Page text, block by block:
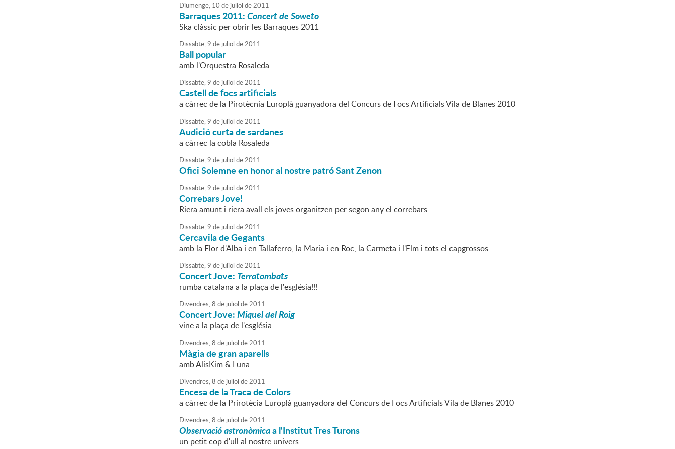
Diumenge, 10 de juliol de2011
Barraques 2011:Concert de Soweto
Ska clàssic per obrir les Barraques 2011
Dissabte,9 de juliol de2011
Ball popular
amb l'Orquestra Rosaleda
Dissabte,9 de juliol de2011
Castell de focs artificials
a càrrec de la Pirotècnia Europlà guanyadora del Concurs de Focs Artificials Vila de Blanes 2010
Dissabte,9 de juliol de2011
Audició curta de sardanes
a càrrec la cobla Rosaleda
Dissabte,9 de juliol de2011
Ofici Solemne en honor al nostre patró Sant Zenon
Dissabte,9 de juliol de2011
Correbars Jove!
Riera amunt i riera avall els joves organitzen per segon any el correbars
Dissabte,9 de juliol de2011
Cercavila de Gegants
amb la Flor d'Alba i en Tallaferro, la Maria i en Roc, la Carmeta i l'Elm i tots el capgrossos
Dissabte,9 de juliol de2011
Concert Jove: Terratombats
rumba catalana a la plaça de l'església!!!
Divendres,8 de juliol de2011
Concert Jove:Miquel del Roig
vine a la plaça de l'església
Divendres,8 de juliol de2011
Màgia de gran aparells
amb AlisKim & Luna
Divendres,8 de juliol de2011
Encesa de la Traca de Colors
a càrrec de la Prirotècia Europlà guanyadora del Concurs de Focs Artificials Vila de Blanes 2010
Divendres,8 de juliol de2011
Observació astronòmicaa l'Institut Tres Turons
un petit cop d'ull al nostre univers